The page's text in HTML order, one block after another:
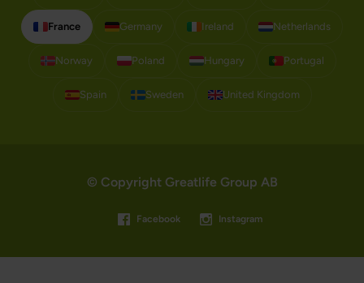
France Germany Ireland Netherlands
Norway Poland Hungary Portugal
Spain Sweden United Kingdom
© Copyright Greatlife Group AB
Facebook Instagram